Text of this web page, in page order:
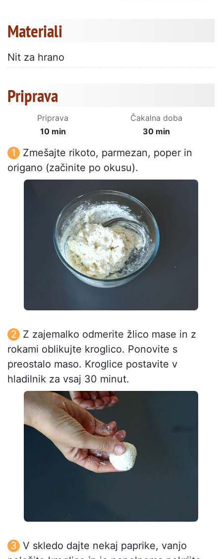
Materiali
Nit za hrano
Priprava
Priprava
10 min
Čakalna doba
30 min
Zmešajte rikoto, parmezan, poper in
origano (začinite po okusu).
Z zajemalko odmerite žlico mase in z
rokami oblikujte kroglico. Ponovite s
preostalo maso. Kroglice postavite v
hladilnik za vsaj 30 minut.
V skledo dajte nekaj paprike, vanjo